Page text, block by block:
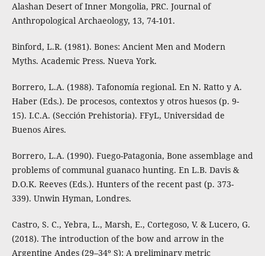
Alashan Desert of Inner Mongolia, PRC. Journal of
Anthropological Archaeology, 13, 74-101.
Binford, L.R. (1981). Bones: Ancient Men and Modern
Myths. Academic Press. Nueva York.
Borrero, L.A. (1988). Tafonomía regional. En N. Ratto y A.
Haber (Eds.). De procesos, contextos y otros huesos (p. 9-
15). I.C.A. (Sección Prehistoria). FFyL, Universidad de
Buenos Aires.
Borrero, L.A. (1990). Fuego-Patagonia, Bone assemblage and
problems of communal guanaco hunting. En L.B. Davis &
D.O.K. Reeves (Eds.). Hunters of the recent past (p. 373-
339). Unwin Hyman, Londres.
Castro, S. C., Yebra, L., Marsh, E., Cortegoso, V. & Lucero, G.
(2018). The introduction of the bow and arrow in the
Argentine Andes (29–34º S): A preliminary metric